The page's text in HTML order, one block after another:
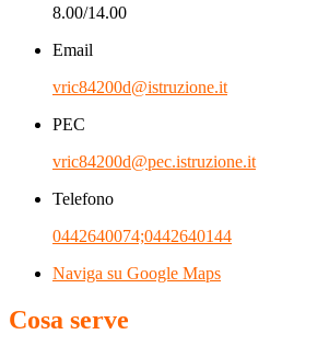
8.00/14.00
Email
vric84200d@istruzione.it
PEC
vric84200d@pec.istruzione.it
Telefono
0442640074;0442640144
Naviga su Google Maps
Cosa serve